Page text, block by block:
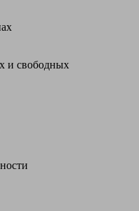
и свободных